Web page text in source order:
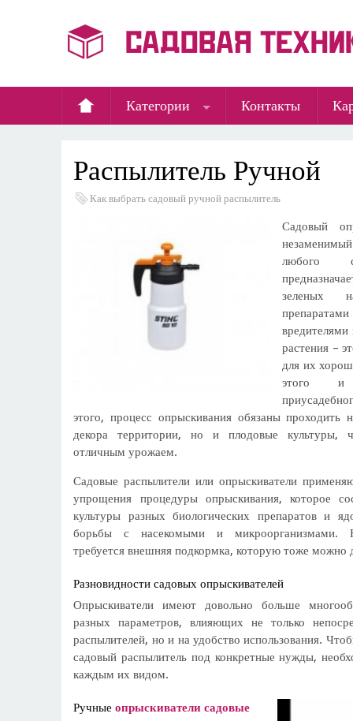
Категории Контакты
Распылитель Ручной
Как выбрать садовый ручной распылитель
Садовый
любого
зеленых
растения –
для их
этого и
этого, процесс опрыскивания обязаны проходить
декора территории, но и плодовые культуры,
отличным урожаем.
Садовые распылители или опрыскиватели
упрощения процедуры опрыскивания, которое
культуры разных биологических препаратов и
борьбы с насекомыми и микроорганизмами.
требуется внешняя подкормка, которую тоже можно
Разновидности садовых опрыскивателей
Опрыскиватели имеют довольно больше
разных параметров, влияющих не только
распылителей, но и на удобство использования.
садовый распылитель под конкретные нужды,
каждым их видом.
Ручныеопрыскиватели садовые